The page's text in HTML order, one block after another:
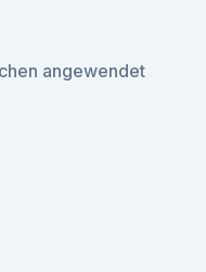
angewendet